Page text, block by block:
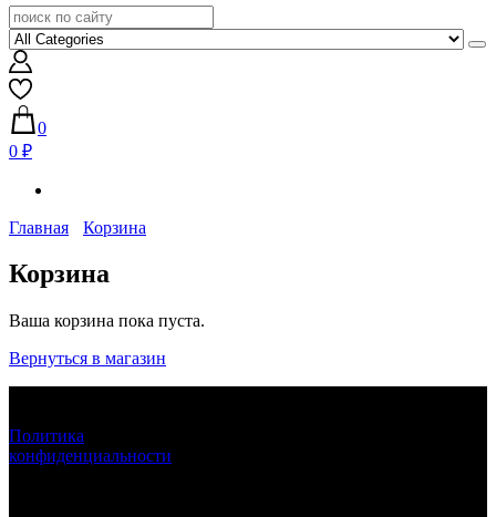
0
0 ₽
Главная Корзина
Корзина
Ваша корзина пока пуста.
Вернуться в магазин
Политика
конфиденциальности